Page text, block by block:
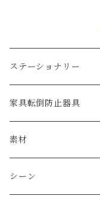
ステーショナリー
本
ペン
その他
家具転倒防止器具
素材
本革
シーン